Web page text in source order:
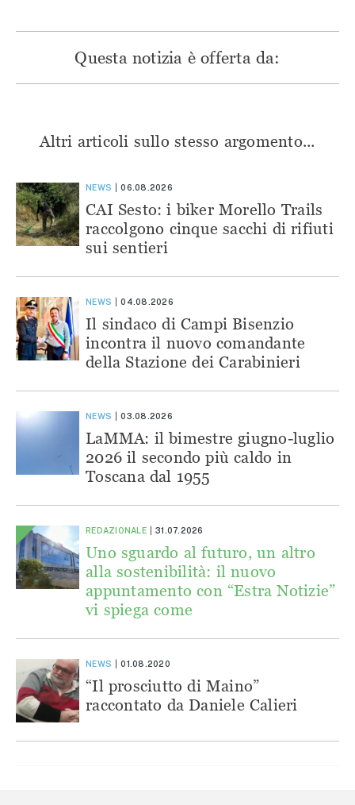
Questa notizia è offerta da:
Altri articoli sullo stesso argomento...
NEWS 06.08.2026
CAI Sesto: i biker Morello Trails
raccolgono cinque sacchi di rifiuti
sui sentieri
NEWS 04.08.2026
Il sindaco di Campi Bisenzio
incontra il nuovo comandante
della Stazione dei Carabinieri
NEWS 03.08.2026
LaMMA: il bimestre giugno-luglio
2026 il secondo più caldo in
Toscana dal 1955
REDAZIONALE 31.07.2026
Uno sguardo al futuro, un altro
alla sostenibilità: il nuovo
appuntamento con “Estra Notizie”
vi spiega come
NEWS 01.08.2020
“Il prosciutto di Maino”
raccontato da Daniele Calieri